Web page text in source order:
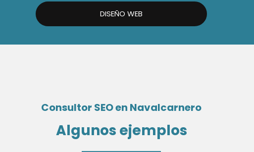
DISEÑO WEB
Consultor SEO en Navalcarnero
Algunos ejemplos